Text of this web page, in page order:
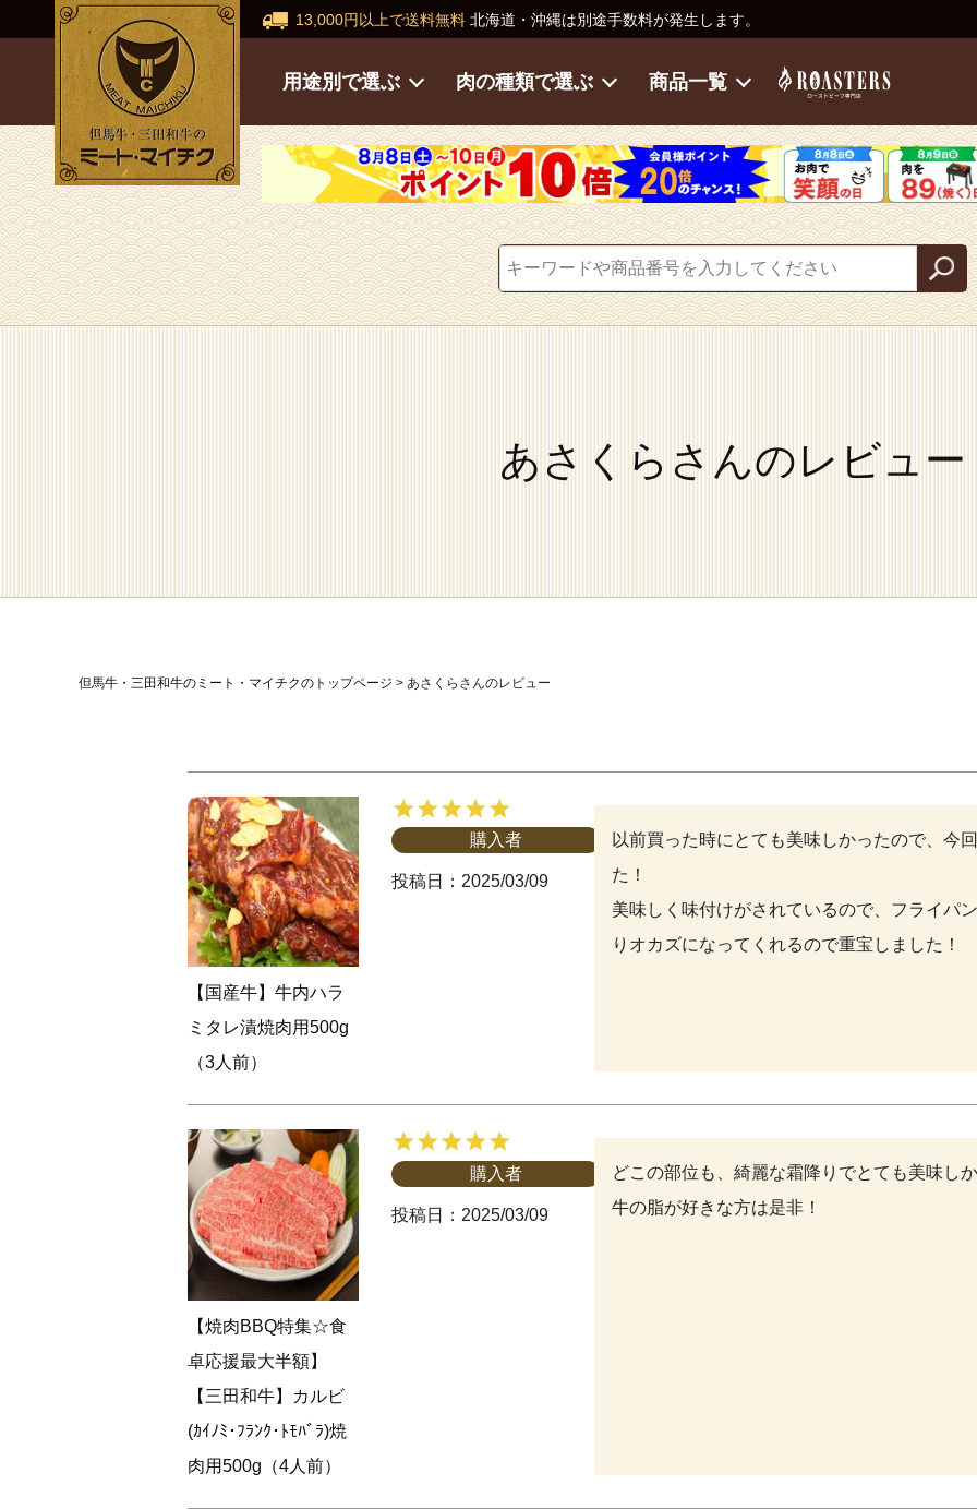
13,000円以上で送料無料 北海道・沖縄は別途手数料が発生します。
用途別で選ぶ 肉の種類で選ぶ 商品一覧
あさくらさんのレビュー
但馬牛・三田和牛のミート・マイチクのトップページ あさくらさんのレビュー
【国産牛】牛内ハラ
ミタレ漬焼肉用500g
（3人前）
購入者
投稿日 2025/03/09
以前買った時にとても美味しかったので、今
た！
美味しく味付けがされているので、フライパ
りオカズになってくれるので重宝しました！
【焼肉BBQ特集☆食
卓応援最大半額】
【三田和牛】カルビ
(ｶｲﾉﾐ･ﾌﾗﾝｸ･ﾄﾓﾊﾞﾗ)焼
肉用500g（4人前）
購入者
投稿日 2025/03/09
どこの部位も、綺麗な霜降りでとても美味し
牛の脂が好きな方は是非！